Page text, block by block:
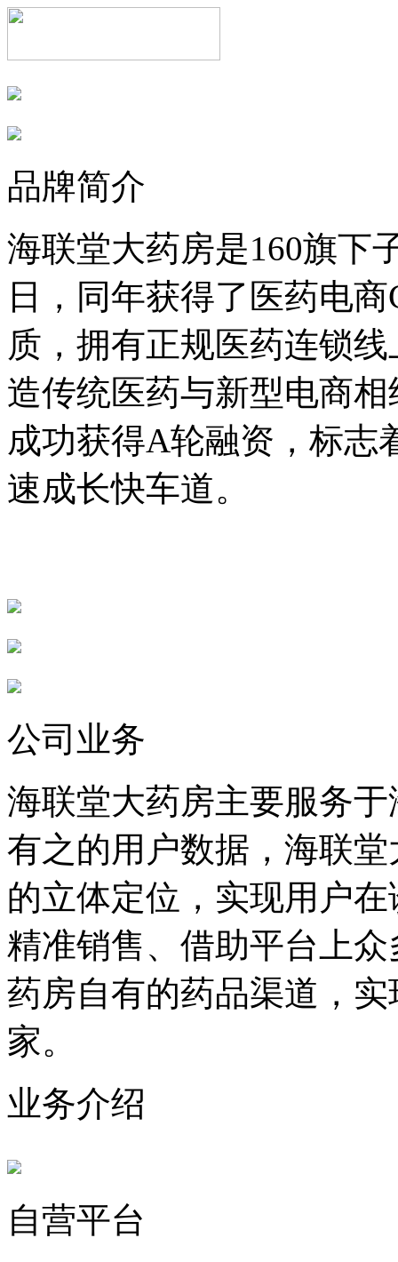
品牌简介
海联堂大药房是160旗下
日，同年获得了医药电
质，拥有正规医药连锁
造传统医药与新型电商
成功获得A轮融资，标志
速成长快车道。
公司业务
海联堂大药房主要服务
有之的用户数据，海联
的立体定位，实现用户
精准销售、借助平台上
药房自有的药品渠道，
家。
业务介绍
自营平台